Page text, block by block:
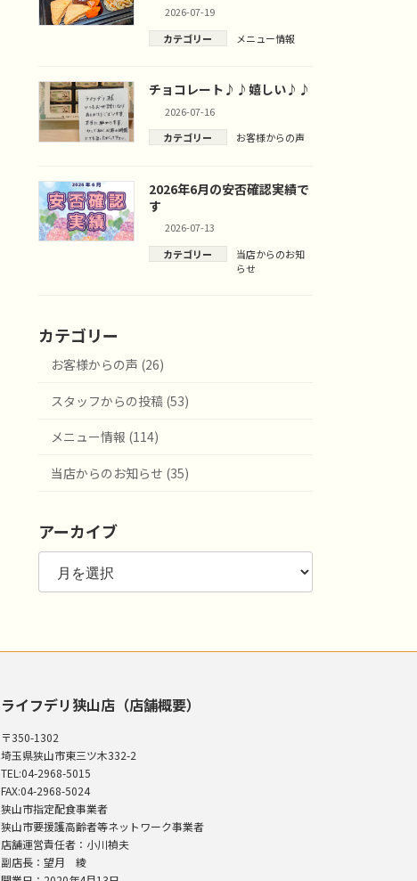
2026-07-19
カテゴリー
メニュー情報
チョコレート♪♪嬉しい♪♪
2026-07-16
カテゴリー
お客様からの声
2026年6月の安否確認実績で
す
2026-07-13
カテゴリー
当店からのお知
らせ
カテゴリー
お客様からの声 (26)
スタッフからの投稿 (53)
メニュー情報 (114)
当店からのお知らせ (35)
アーカイブ
ア
カ
ライフデリ狭山店（店舗概要）
〒350-1302
埼玉県狭山市東三ツ木332-2
TEL:04-2968-5015
FAX:04-2968-5024
狭山市指定配食事業者
狭山市要援護高齢者等ネットワーク事業者
店舗運営責任者：小川禎夫
副店長：望月 綾